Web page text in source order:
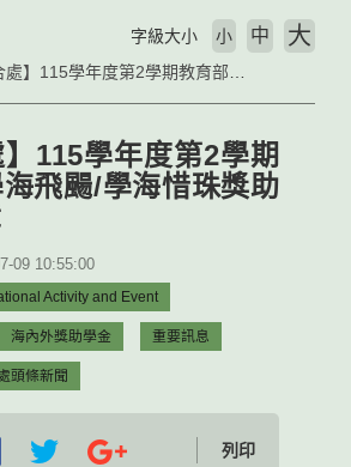
字級大小 小 中 大
】115學年度第2學期
飛颺/學海惜珠獎助
09 10:55:00
Activity and Event
海內外獎助學金 重要訊息
頭條新聞
列印